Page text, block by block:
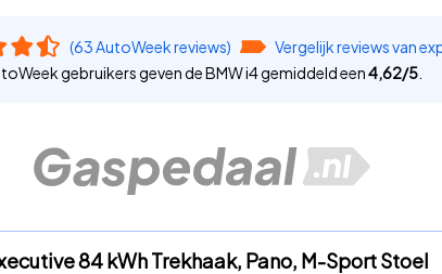
(63 AutoWeek reviews)
Vergelijk reviews van
gebruikers geven de BMW i4 gemiddeld een4,62/5.
84 kWh Trekhaak, Pano, M-Sport Stoel